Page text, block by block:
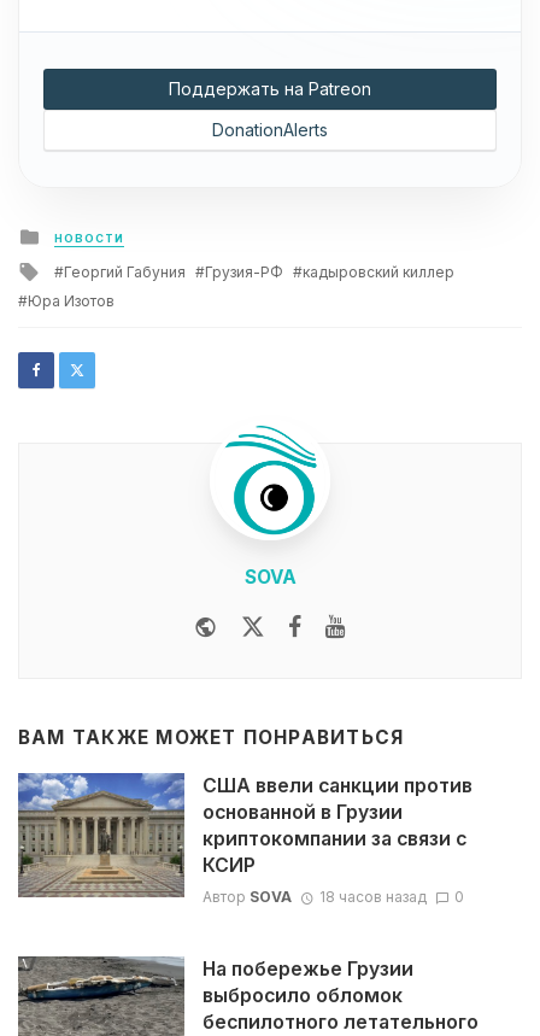
Поддержать на Patreon
DonationAlerts
Posted
in
НОВОСТИ
Tagged
with
Георгий Габуния Грузия-РФ
кадыровский киллер
Юра Изотов
SOVA
WebsiteTwitterFacebook
ВАМ ТАКЖЕ МОЖЕТ ПОНРАВИТЬСЯ
США ввели санкции против
основанной в Грузии
криптокомпании за связи с
КСИР
Автор SOVA 18 часов назад 0
На побережье Грузии
выбросило обломок
беспилотного летательного